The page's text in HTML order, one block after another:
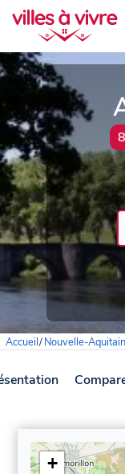
Accueil/Nouvelle-
+